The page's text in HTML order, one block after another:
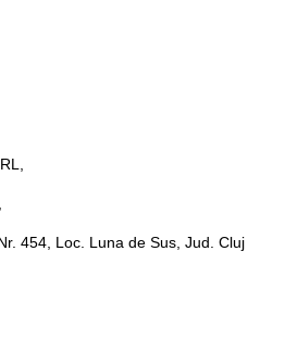
454, Loc. Luna de Sus, Jud. Cluj